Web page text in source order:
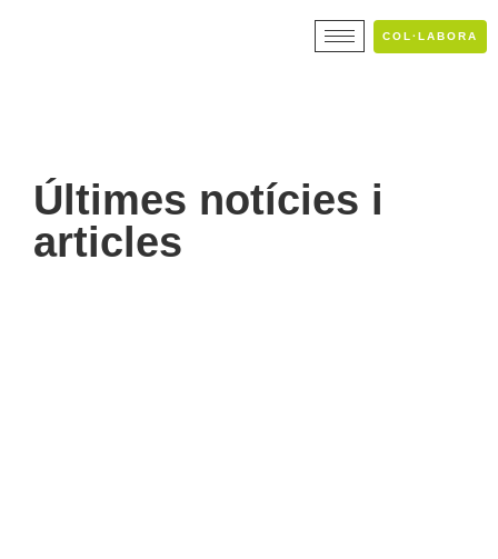
COL·LABORA
Últimes notícies i
articles